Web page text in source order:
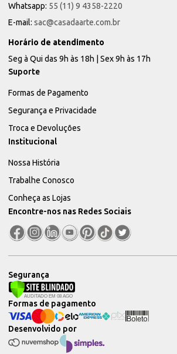
Whatsapp: 55 (11) 9 4358-2220
E-mail: sac@casadaarte.com.br
Horário de atendimento
Seg à Qui das 9h às 18h | Sex 9h às 17h
Suporte
Formas de Pagamento
Segurança e Privacidade
Troca e Devoluções
Institucional
Nossa História
Trabalhe Conosco
Conheça as Lojas
Encontre-nos nas Redes Sociais
Segurança
Desenvolvido por
Formas de pagamento